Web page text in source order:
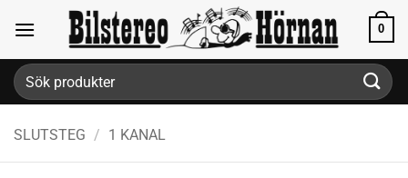
content
0
Sök
efter:
SLUTSTEG / 1 KANAL